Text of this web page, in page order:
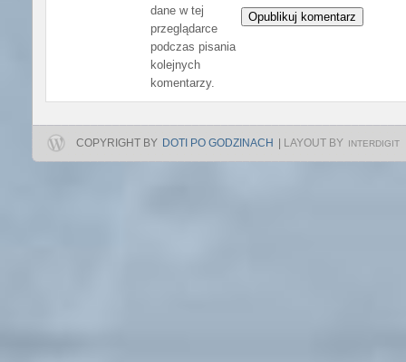
dane w tej
przeglądarce
podczas pisania
kolejnych
komentarzy.
COPYRIGHT BY DOTI PO GODZINACH LAYOUT BY INTERDIGIT